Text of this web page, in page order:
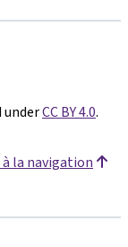
underCC BY 4.0.
la navigation